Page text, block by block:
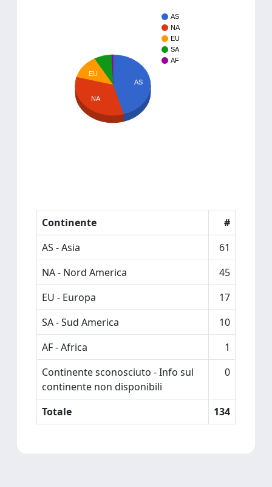
AS
NA
EU
SA
AF
AS
EU
NA
Continente
#
AS - Asia
61
NA - Nord America
45
EU - Europa
17
SA - Sud America
10
AF - Africa
1
Continente sconosciuto - Info sul
continente non disponibili
0
Totale 134